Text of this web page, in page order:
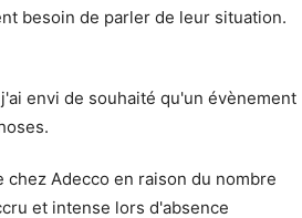
besoin de parler de leur situation.
envi de souhaité qu'un évènement
Adecco en raison du nombre
et intense lors d'absence